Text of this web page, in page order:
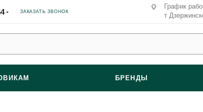
ЗАКАЗАТЬ ЗВОНОК
График
т
БРЕНДЫ